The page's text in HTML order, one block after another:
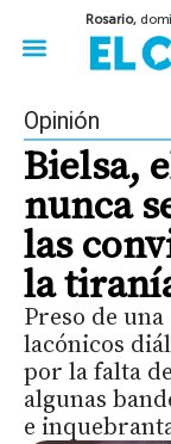
Rosario,
Opinión
Bielsa,
nunca
las
la
Preso de
lacónicos
por la falta
algunas
e